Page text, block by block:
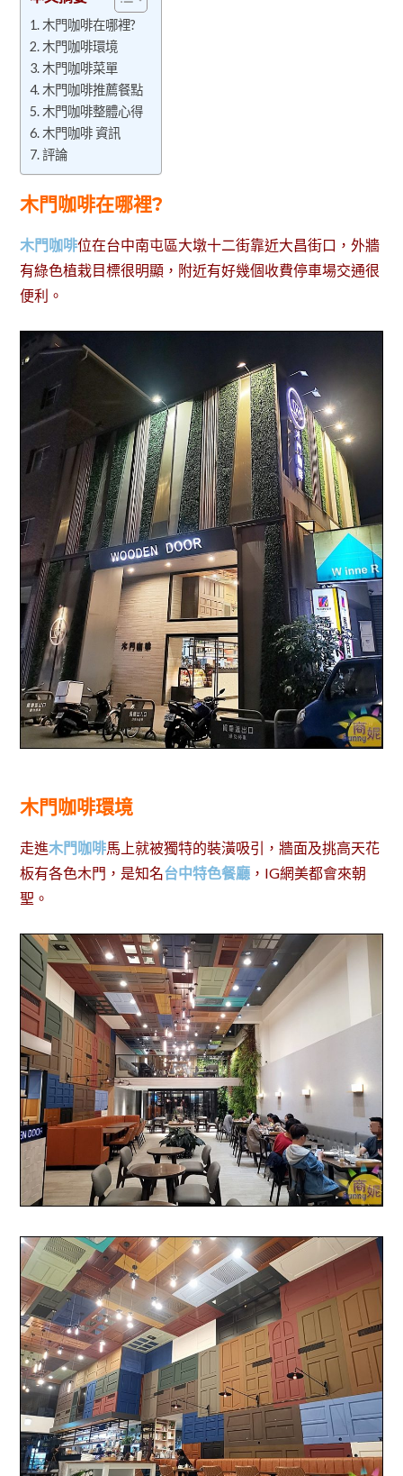
木門咖啡在哪裡?
木門咖啡環境
木門咖啡菜單
木門咖啡推薦餐點
木門咖啡整體心得
木門咖啡 資訊
評論
木門咖啡在哪裡?
木門咖啡位在台中南屯區大墩十二街靠近大昌街口，外牆
有綠色植栽目標很明顯，附近有好幾個收費停車場交通很
便利。
木門咖啡環境
走進木門咖啡馬上就被獨特的裝潢吸引，牆面及挑高天花
板有各色木門，是知名台中特色餐廳 ，IG網美都會來朝
聖。